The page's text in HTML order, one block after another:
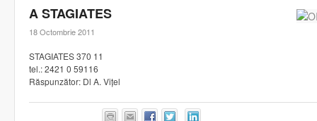
A STAGIATES
18 Octombrie 2011
STAGIATES 370 11
tel.: 2421 0 59116
Răspunzător: Dl A. Vițel